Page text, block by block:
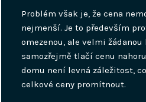
Problém však je, že cena
nejmenší. Je to především
omezenou, ale velmi žádanou
samozřejmě tlačí cenu
domu není levná záležitost,
celkové ceny promítnout.